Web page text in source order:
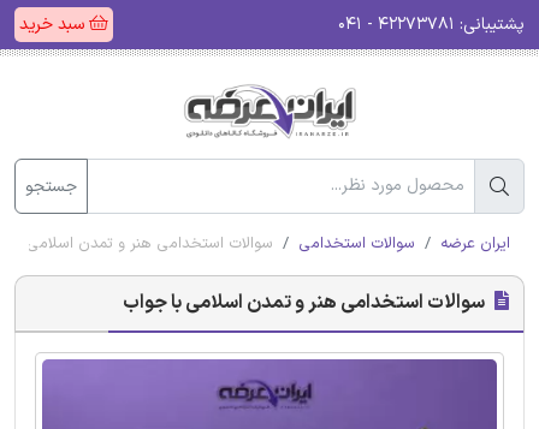
پشتیبانی: سبد خرید
جستجو
ایران عرضه سوالات استخدامی سوالات استخدامی هنر و تمدن اسلامی با
سوالات استخدامی هنر و تمدن اسلامی با جواب